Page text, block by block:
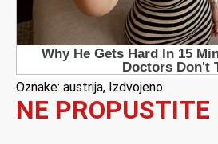
Oznake: austrija, Izdvojeno
NE PROPUSTITE